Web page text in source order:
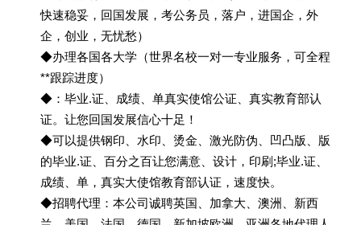
快速稳妥，回国发展，考公务员，落户，进国企，外
企，创业，无忧愁）
◆办理各国各大学（世界名校一对一专业服务，可全程
**跟踪进度）
◆：毕业.证、成绩、单真实使馆公证、真实教育部认
证。让您回国发展信心十足！
◆可以提供钢印、水印、烫金、激光防伪、凹凸版、版
的毕业.证、百分之百让您满意、设计，印刷;毕业.证、
成绩、单，真实大使馆教育部认证，速度快。
◆招聘代理：本公司诚聘英国、加拿大、澳洲、新西